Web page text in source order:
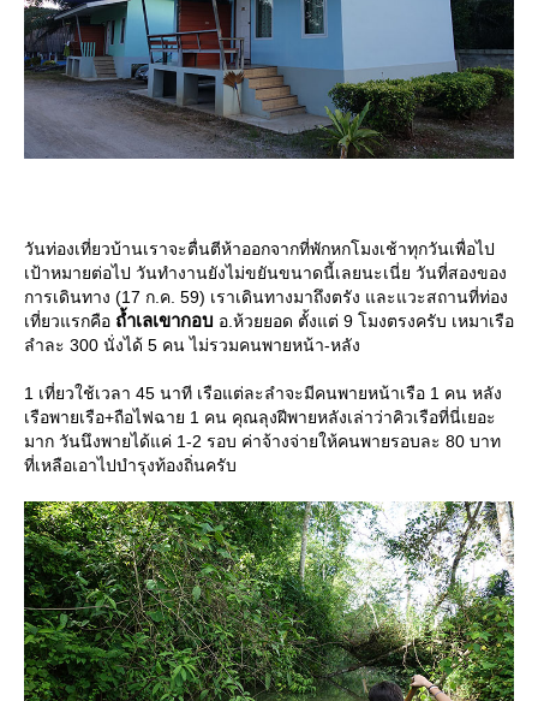
วันท่องเที่ยวบ้านเราจะตื่นตีห้าออกจากที่พักหกโมงเช้าทุกวันเพื่อไป
เป้าหมายต่อไป วันทำงานยังไม่ขยันขนาดนี้เลยนะเนี่ย วันที่สองของ
การเดินทาง (17 ก.ค. 59) เราเดินทางมาถึงตรัง และแวะสถานที่ท่อง
เที่ยวแรกคือ ถ้ำเลเขากอบ อ.ห้วยยอด ตั้งแต่ 9 โมงตรงครับ เหมาเรือ
ลำละ 300 นั่งได้ 5 คน ไม่รวมคนพายหน้า-หลัง
1 เที่ยวใช้เวลา 45 นาที เรือแต่ละลำจะมีคนพายหน้าเรือ 1 คน หลัง
เรือพายเรือ+ถือไฟฉาย 1 คน คุณลุงฝีพายหลังเล่าว่าคิวเรือที่นี่เยอะ
มาก วันนึงพายได้แค่ 1-2 รอบ ค่าจ้างจ่ายให้คนพายรอบละ 80 บาท
ที่เหลือเอาไปบำรุงท้องถิ่นครับ